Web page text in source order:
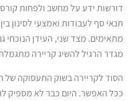
דורשות ידע על מחשב ולפחות
תנאי סף לעבודות ואמצעי לסינון
מתאימים. מצד שני, העידן הנוכחי
מגדר הרגיל להשיג קריירה
ככל האפשר. היום כבר לא מספיק